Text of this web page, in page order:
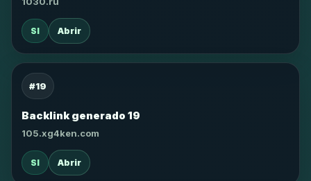
SI Abrir
#19
Backlink generado 19
105.xg4ken.com
SI Abrir